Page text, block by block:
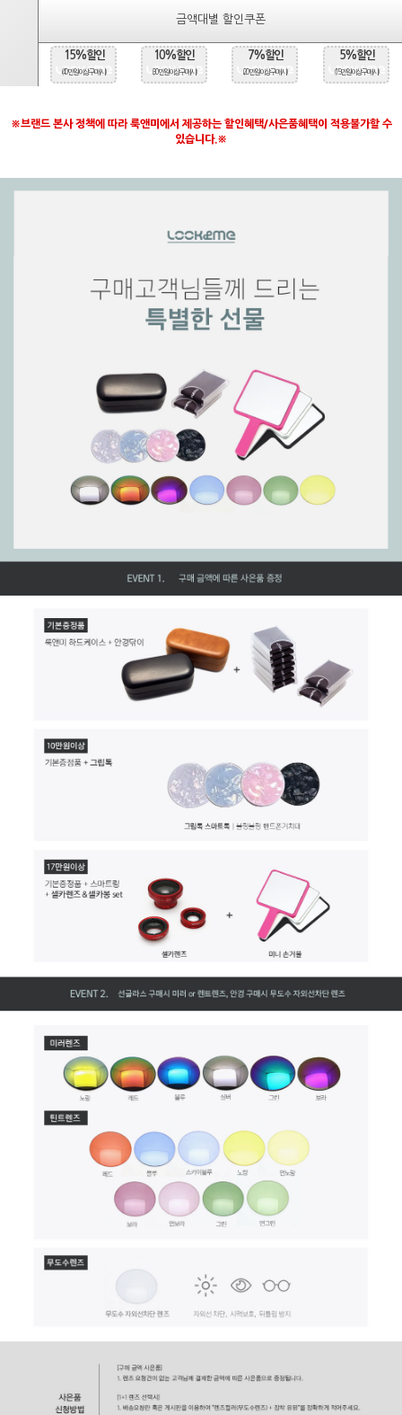
금액대별 할인쿠폰
15%할인
(40만원 이상 구매시)
10%할인
(30만원 이상 구매시)
7%할인
(20만원 이상 구매시)
5%할인
(15만원 이상 구매시)
※브랜드 본사 정책에 따라 룩앤미에서 제공하는 할인혜택/사은품혜택이 적용불가할 수
있습니다.※